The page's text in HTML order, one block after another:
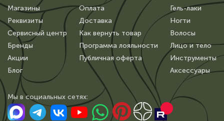
Магазины
Реквизиты
Сервисный центр
Бренды
Акции
Блог
Оплата
Доставка
Как вернуть товар
Программа лояльности
Публичная оферта
Гель-лаки
Ногти
Волосы
Лицо и тело
Инструменты
Аксессуары
Мы в сoциальных сетях: